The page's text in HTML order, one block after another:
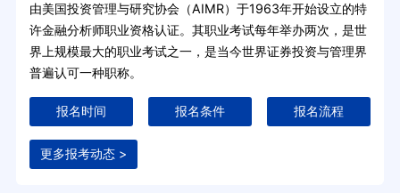
由美国投资管理与研究协会（AIMR）于1963年开始设立的特
许金融分析师职业资格认证。其职业考试每年举办两次，是世
界上规模最大的职业考试之一，是当今世界证券投资与管理界
普遍认可一种职称。
报名时间 报名条件 报名流程
更多报考动态 >